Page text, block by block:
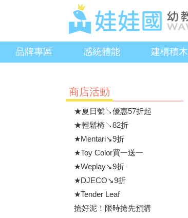
品牌專區 感統體能 建構積木
商店活動
★夏日號↘優惠57折起
★輕鬆椅↘82折
★Mentari↘9折
★Toy Color買一送一
★Weplay↘9折
★DJECO↘9折
★Tender Leaf
搶好泥！限時搶先預購